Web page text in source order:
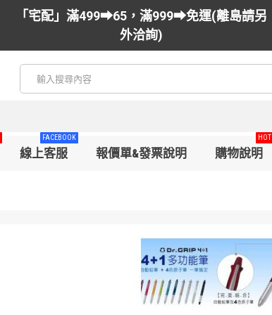
「宅配」滿499➡65，滿999➡免運(離島請另
外洽詢)
線上客服
FACEBOOK
報價單&發票說明 購物說明
HOT